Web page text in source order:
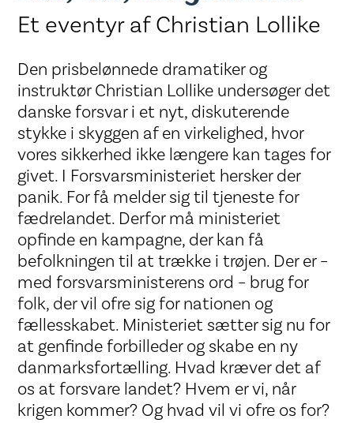
Et eventyr af Christian Lollike
Den prisbelønnede dramatiker og
instruktør Christian Lollike undersøger det
danske forsvar i et nyt, diskuterende
stykke i skyggen af en virkelighed, hvor
vores sikkerhed ikke længere kan tages for
givet. I Forsvarsministeriet hersker der
panik. For få melder sig til tjeneste for
fædrelandet. Derfor må ministeriet
opfinde en kampagne, der kan få
befolkningen til at trække i trøjen. Der er –
med forsvarsministerens ord – brug for
folk, der vil ofre sig for nationen og
fællesskabet. Ministeriet sætter sig nu for
at genfinde forbilleder og skabe en ny
danmarksfortælling. Hvad kræver det af
os at forsvare landet? Hvem er vi, når
krigen kommer? Og hvad vil vi ofre os for?